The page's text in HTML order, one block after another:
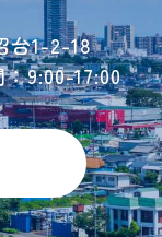
台1-2-18
9:00-17:00